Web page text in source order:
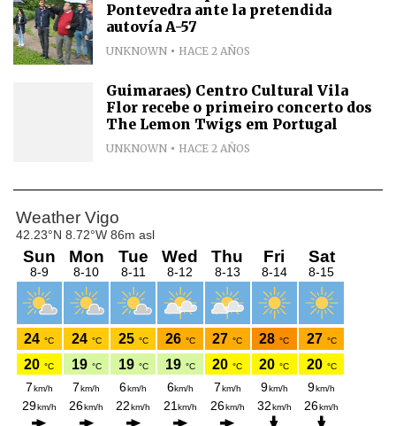
Pontevedra ante la pretendida
autovía A-57
UNKNOWN HACE 2 AÑOS
Guimaraes) Centro Cultural Vila
Flor recebe o primeiro concerto dos
The Lemon Twigs em Portugal
UNKNOWN HACE 2 AÑOS